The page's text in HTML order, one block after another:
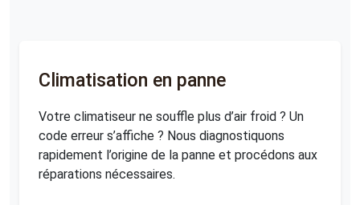
Climatisation en panne
Votre climatiseur ne souffle plus d’air froid ? Un
code erreur s’affiche ? Nous diagnostiquons
rapidement l’origine de la panne et procédons aux
réparations nécessaires.